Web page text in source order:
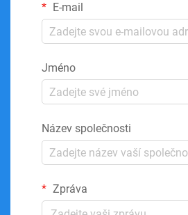
E-mail
Jméno
Název společnosti
Zpráva